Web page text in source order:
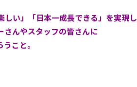
しい」「日本一成長できる」を実現し
さんやスタッフの皆さんに
こと。